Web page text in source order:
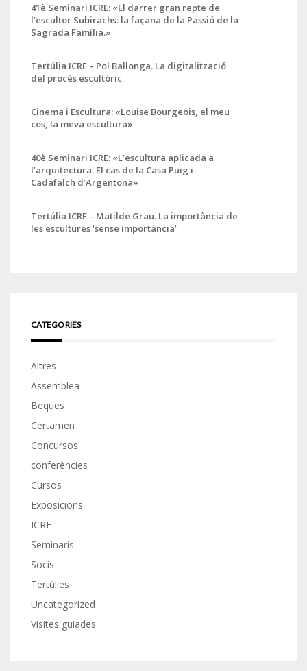
41è Seminari ICRE: «El darrer gran repte de
l’escultor Subirachs: la façana de la Passió de la
Sagrada Família.»
Tertúlia ICRE – Pol Ballonga. La digitalització
del procés escultòric
Cinema i Escultura: «Louise Bourgeois, el meu
cos, la meva escultura»
40è Seminari ICRE: «L’escultura aplicada a
l’arquitectura. El cas de la Casa Puig i
Cadafalch d’Argentona»
Tertúlia ICRE – Matilde Grau. La importància de
les escultures ‘sense importància’
CATEGORIES
Altres
Assemblea
Beques
Certamen
Concursos
conferències
Cursos
Exposicions
ICRE
Seminaris
Socis
Tertúlies
Uncategorized
Visites guiades